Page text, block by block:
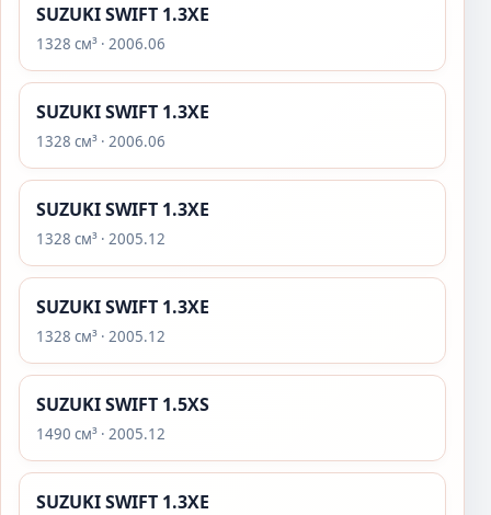
SUZUKI SWIFT 1.3XE
1328 см³ · 2006.06
SUZUKI SWIFT 1.3XE
1328 см³ · 2006.06
SUZUKI SWIFT 1.3XE
1328 см³ · 2005.12
SUZUKI SWIFT 1.3XE
1328 см³ · 2005.12
SUZUKI SWIFT 1.5XS
1490 см³ · 2005.12
SUZUKI SWIFT 1.3XE